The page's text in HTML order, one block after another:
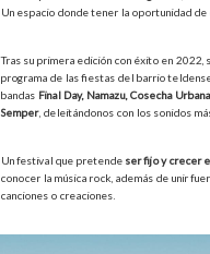
Un espacio donde tener la oportunidad
Tras su primera edición con éxito en
programa de las fiestas del barrio
bandas Final Day, Namazu, Cosecha
Semper, deleitándonos con los sonidos
Un festival que pretende ser fijo y crecer
conocer la música rock, además de unir
canciones o creaciones.